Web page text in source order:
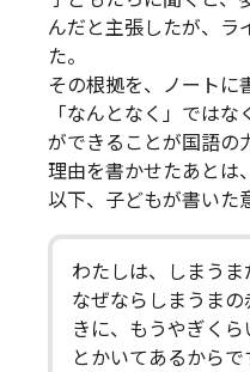
んだと主張したが、ラ
た。
その根拠を、ノートに
「なんとなく」では
ができることが国語の
理由を書かせたあとは
以下、子どもが書いた
わたしは、しまうま
なぜならしまうま
きに、もうやぎくら
とかいてあるからで